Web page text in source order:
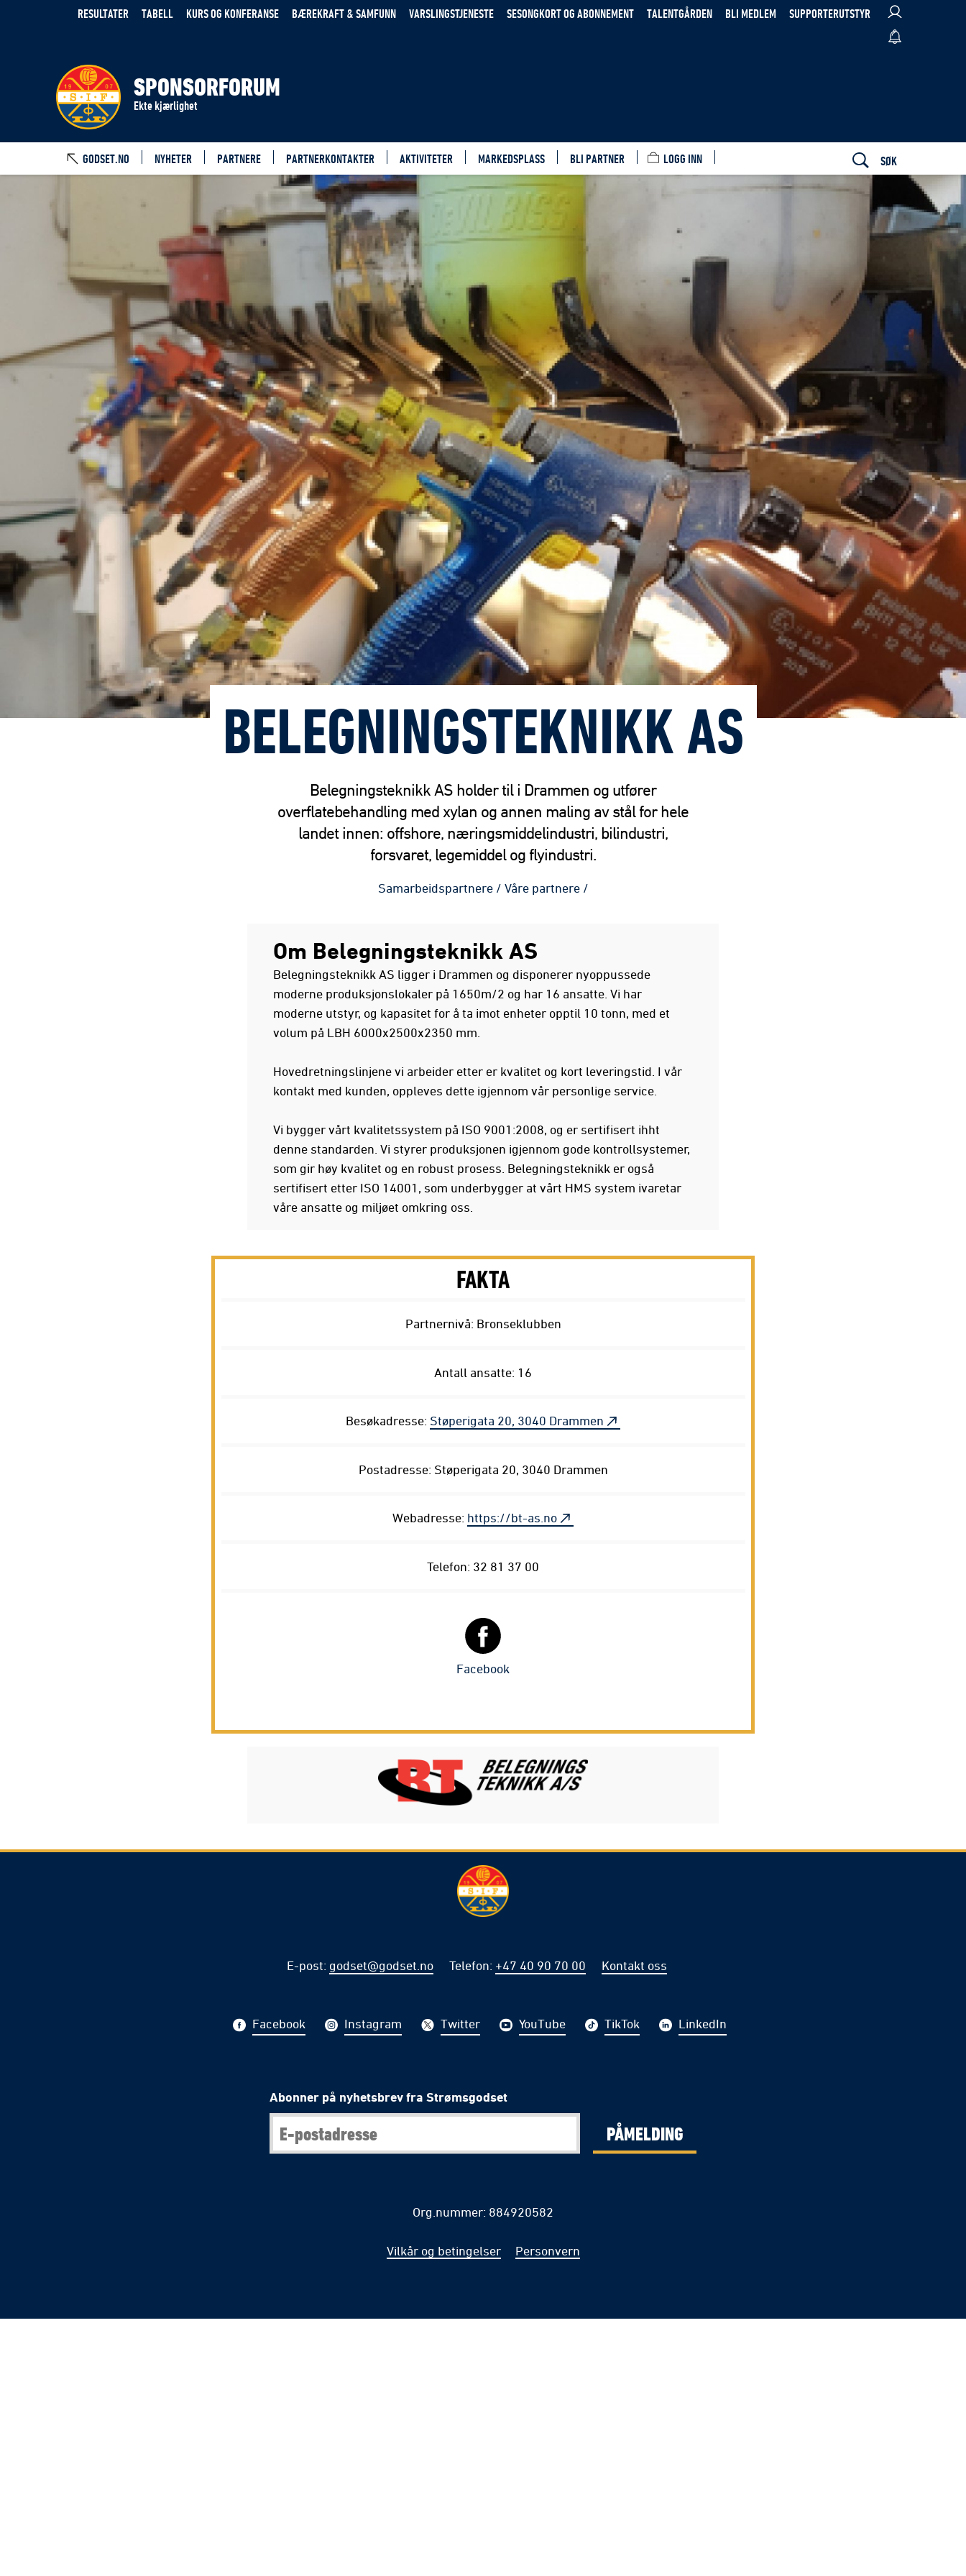
RESULTATER TABELL KURS OG KONFERANSE BÆREKRAFT & SAMFUNN VARSLINGSTJENESTE SESONGKORT OG ABONNEMENT TALENTGÅRDEN BLI MEDLEM SUPPORTERUTSTYR
SPONSORFORUM
Ekte kjærlighet
GODSET.NO NYHETER PARTNERE PARTNERKONTAKTER AKTIVITETER MARKEDSPLASS BLI PARTNER LOGG INN SØK
BELEGNINGSTEKNIKK AS
Belegningsteknikk AS holder til i Drammen og utfører
overflatebehandling med xylan og annen maling av stål for hele
landet innen: offshore, næringsmiddelindustri, bilindustri,
forsvaret, legemiddel og flyindustri.
Samarbeidspartnere / Våre partnere /
Om Belegningsteknikk AS
Belegningsteknikk AS ligger i Drammen og disponerer nyoppussede
moderne produksjonslokaler på 1650m/2 og har 16 ansatte. Vi har
moderne utstyr, og kapasitet for å ta imot enheter opptil 10 tonn, med et
volum på LBH 6000x2500x2350 mm.
Hovedretningslinjene vi arbeider etter er kvalitet og kort leveringstid. I vår
kontakt med kunden, oppleves dette igjennom vår personlige service.
Vi bygger vårt kvalitetssystem på ISO 9001:2008, og er sertifisert ihht
denne standarden. Vi styrer produksjonen igjennom gode kontrollsystemer,
som gir høy kvalitet og en robust prosess. Belegningsteknikk er også
sertifisert etter ISO 14001, som underbygger at vårt HMS system ivaretar
våre ansatte og miljøet omkring oss.
FAKTA
Partnernivå: Bronseklubben
Antall ansatte: 16
Besøkadresse: Støperigata 20, 3040 Drammen
Postadresse: Støperigata 20, 3040 Drammen
Webadresse: https://bt-as.no
Telefon: 32 81 37 00
Facebook
E-post: godset@godset.no Telefon: +47 40 90 70 00 Kontakt oss
Facebook Instagram Twitter YouTube TikTok LinkedIn
Abonner på nyhetsbrev fra Strømsgodset
PÅMELDING
Org.nummer: 884920582
Vilkår og betingelser Personvern